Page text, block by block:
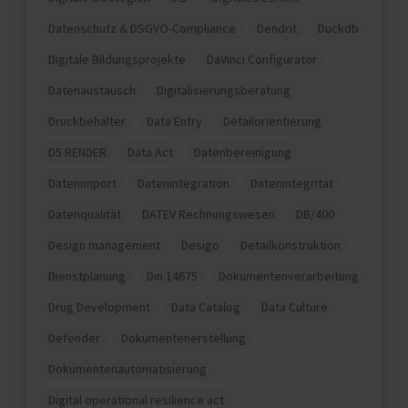
Datenschutz & DSGVO-Compliance
Dendrit
Duckdb
Digitale Bildungsprojekte
DaVinci Configurator
Datenaustausch
Digitalisierungsberatung
Druckbehälter
Data Entry
Detailorientierung
D5 RENDER
Data Act
Datenbereinigung
Datenimport
Datenintegration
Datenintegrität
Datenqualität
DATEV Rechnungswesen
DB/400
Design management
Desigo
Detailkonstruktion
Dienstplanung
Din 14675
Dokumentenverarbeitung
Drug Development
Data Catalog
Data Culture
Defender
Dokumentenerstellung
Dokumentenautomatisierung
Digital operational resilience act